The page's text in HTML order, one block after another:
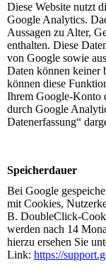
Diese Website nutzt
Google Analytics.
Aussagen zu Alter,
enthalten. Diese
von Google sowie
Daten können keiner
können diese
Ihrem Google-Konto
durch Google
Datenerfassung“
Speicherdauer
Bei Google
mit Cookies,
B. DoubleClick-
werden nach 14
hierzu ersehen Sie
Link: https://